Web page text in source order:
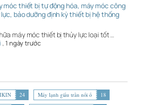
móc thiết bị tự động hóa, máy móc công
bảo dưỡng định kỳ thiết bị hệ thống
máy móc thiết bị thủy lực loại tốt …
, 1 ngày trước
24 Máy lạnh giấu trần nối ố
18